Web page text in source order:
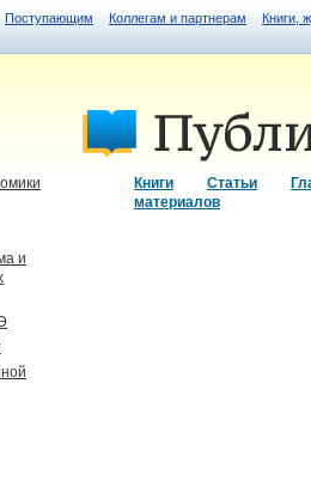
Поступающим Коллегам и партнерам Книги,
Книги Статьи
материалов
и